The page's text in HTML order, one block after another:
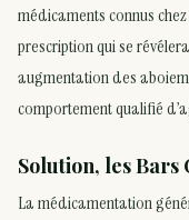
médicaments connus
prescription qui se
augmentation des
comportement qualifié
Solution, les Bars
La médicamentation